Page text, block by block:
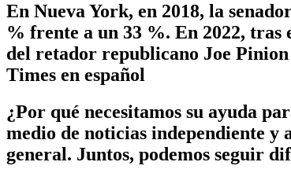
En Nueva York, en 2018, la
% frente a un 33 %. En 2022, tras
del retador republicano Joe
Times en español
¿Por qué necesitamos su ayuda
medio de noticias independiente y
general. Juntos, podemos seguir